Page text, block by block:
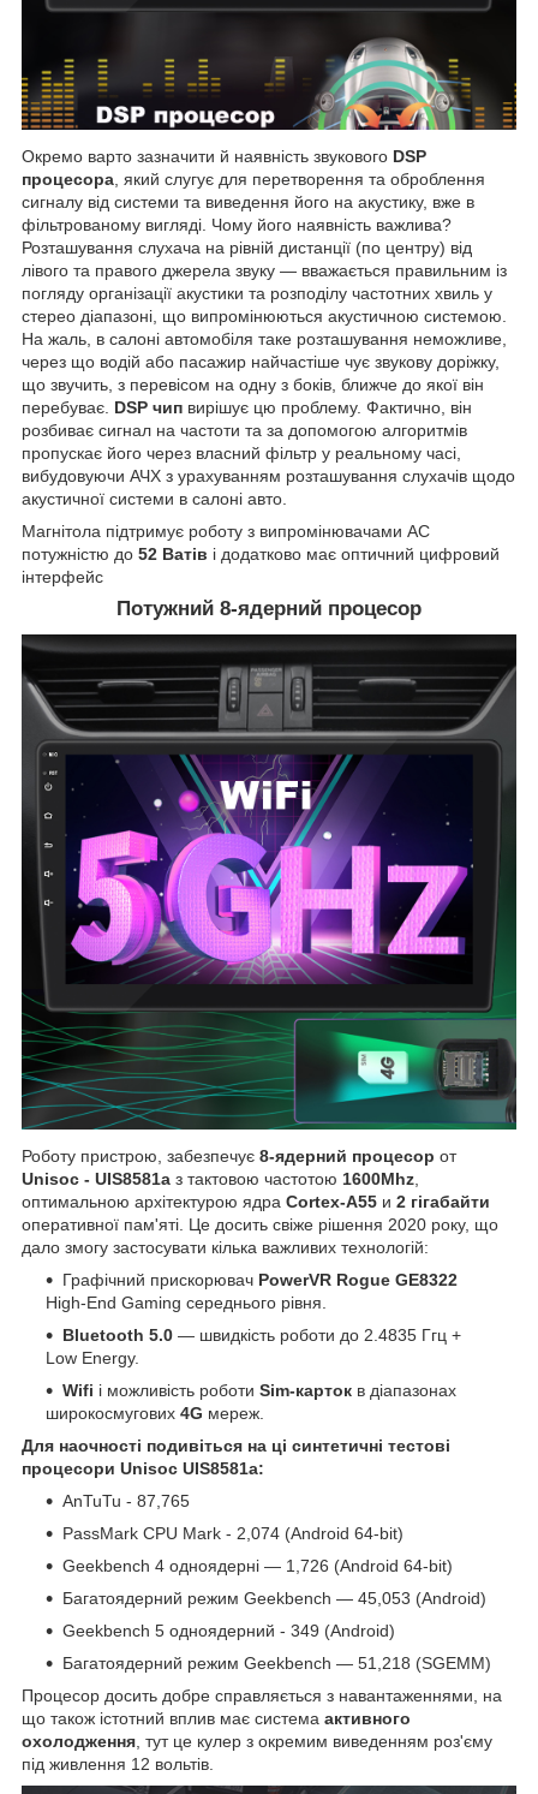
Окремо варто зазначити й наявність звукового DSP
процесора , який слугує для перетворення та оброблення
сигналу від системи та виведення його на акустику, вже в
фільтрованому вигляді. Чому його наявність важлива?
Розташування слухача на рівній дистанції (по центру) від
лівого та правого джерела звуку — вважається правильним із
погляду організації акустики та розподілу частотних хвиль у
стерео діапазоні, що випромінюються акустичною системою.
На жаль, в салоні автомобіля таке розташування неможливе,
через що водій або пасажир найчастіше чує звукову доріжку,
що звучить, з перевісом на одну з боків, ближче до якої він
перебуває. DSP чип вирішує цю проблему. Фактично, він
розбиває сигнал на частоти та за допомогою алгоритмів
пропускає його через власний фільтр у реальному часі,
вибудовуючи АЧХ з урахуванням розташування слухачів щодо
акустичної системи в салоні авто.
Магнітола підтримує роботу з випромінювачами АС
потужністю до 52 Ватів і додатково має оптичний цифровий
інтерфейс
Потужний 8-ядерний процесор
Роботу пристрою, забезпечує 8-ядерний процесор от
Unisoc - UIS8581a з тактовою частотою 1600Mhz
оптимальною архітектурою ядра Cortex-A55 и 2 гігабайти
оперативної пам'яті. Це досить свіже рішення 2020 року, що
дало змогу застосувати кілька важливих технологій:
Графічний прискорювач PowerVR Rogue GE8322
High-End Gaming середнього рівня.
Bluetooth 5.0 — швидкість роботи до 2.4835 Ггц +
Low Energy.
Wifi і можливість роботи Sim-карток в діапазонах
широкосмугових 4G мереж.
Для наочності подивіться на ці синтетичні тестові
процесори Unisoc UIS8581a:
AnTuTu - 87,765
PassMark CPU Mark - 2,074 (Android 64-bit)
Geekbench 4 одноядерні — 1,726 (Android 64-bit)
Багатоядерний режим Geekbench — 45,053 (Android)
Geekbench 5 одноядерний - 349 (Android)
Багатоядерний режим Geekbench — 51,218 (SGEMM)
Процесор досить добре справляється з навантаженнями, на
що також істотний вплив має система активного
охолодження , тут це кулер з окремим виведенням роз'єму
під живлення 12 вольтів.